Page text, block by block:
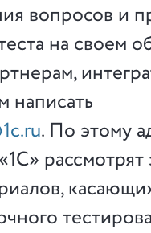
вопросов и
на своем
написать
. По этому
рассмотрят